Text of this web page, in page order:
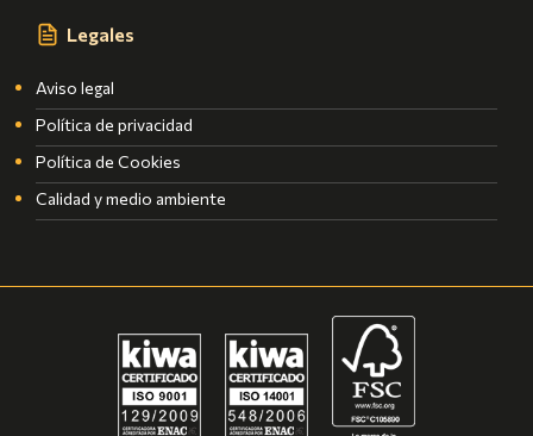
Legales
Aviso legal
Política de privacidad
Política de Cookies
Calidad y medio ambiente